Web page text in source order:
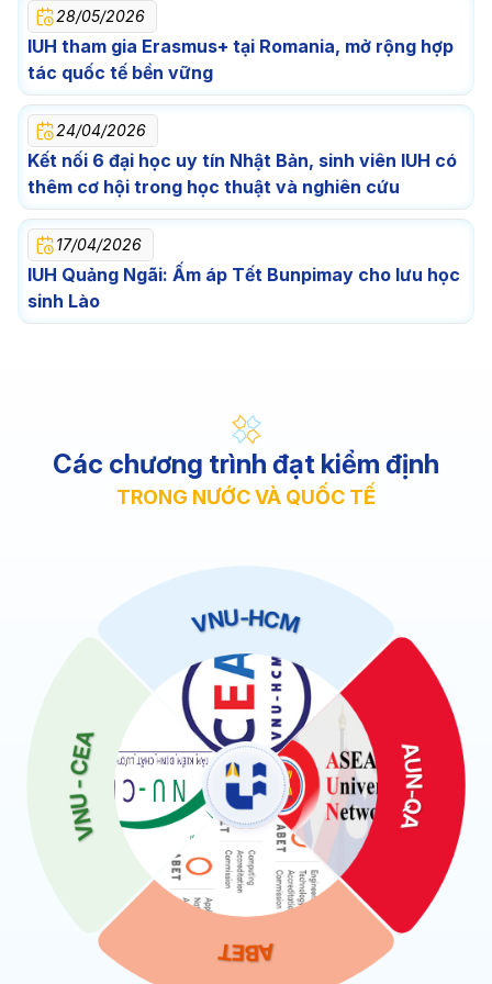
28/05/2026
IUH tham gia Erasmus+ tại Romania, mở rộng hợp
tác quốc tế bền vững
24/04/2026
Kết nối 6 đại học uy tín Nhật Bản, sinh viên IUH có
thêm cơ hội trong học thuật và nghiên cứu
17/04/2026
IUH Quảng Ngãi: Ấm áp Tết Bunpimay cho lưu học
sinh Lào
Các chương trình đạt kiểm định
TRONG NƯỚC VÀ QUỐC TẾ